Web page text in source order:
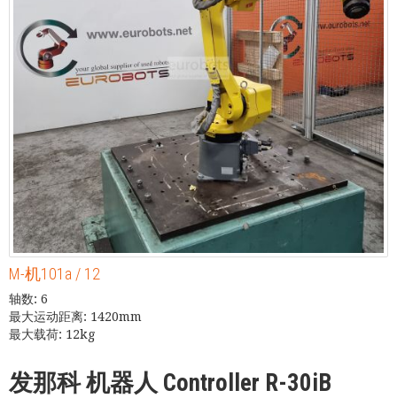
M-机101a / 12
轴数: 6
最大运动距离: 1420mm
最大载荷: 12kg
发那科 机器人 Controller R-30iB